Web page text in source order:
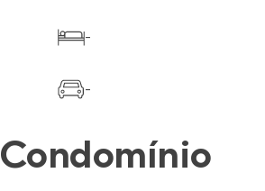
-
-
Condomínio